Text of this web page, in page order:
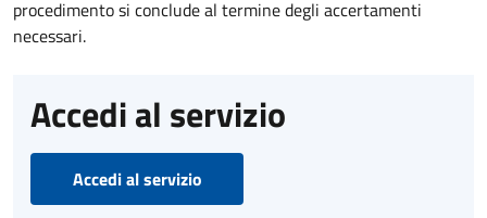
procedimento si conclude al termine degli accertamenti
necessari.
Accedi al servizio
Accedi al servizio